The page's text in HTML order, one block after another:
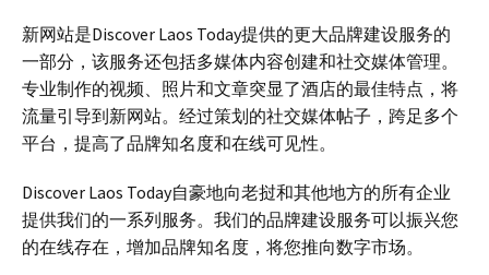
新网站是Discover Laos Today提供的更大品牌建设服务的
一部分，该服务还包括多媒体内容创建和社交媒体管理。
专业制作的视频、照片和文章突显了酒店的最佳特点，将
流量引导到新网站。经过策划的社交媒体帖子，跨足多个
平台，提高了品牌知名度和在线可见性。
Discover Laos Today自豪地向老挝和其他地方的所有企业
提供我们的一系列服务。我们的品牌建设服务可以振兴您
的在线存在，增加品牌知名度，将您推向数字市场。